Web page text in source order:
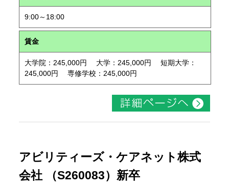
9:00～18:00
賃金
大学院：245,000円 大学：245,000円 短期大学：
245,000円 専修学校：245,000円
アビリティーズ・ケアネット株式
会社 （S260083）新卒